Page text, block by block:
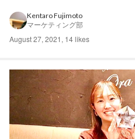
らった『カルチャーモデル 最高の組
俊輔さんは、それを「期待値ギャッ
Kentaro Fujimoto
マーケティング部
August 27, 2021 , 14 likes